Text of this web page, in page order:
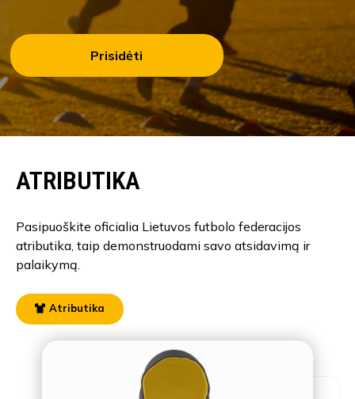
Prisidėti
ATRIBUTIKA
Pasipuoškite oficialia Lietuvos futbolo federacijos
atributika, taip demonstruodami savo atsidavimą ir
palaikymą.
Atributika